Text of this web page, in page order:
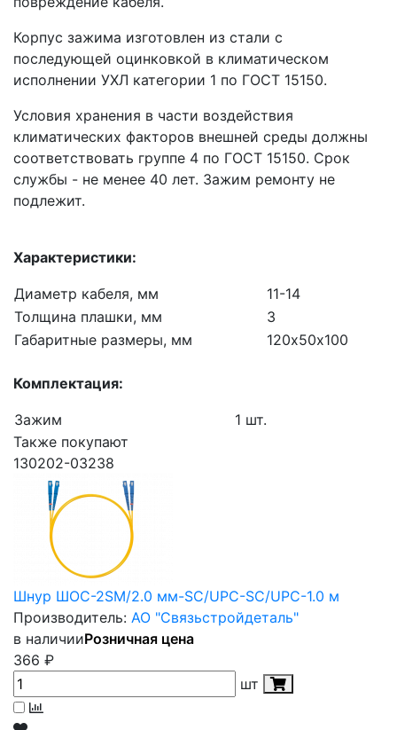
Корпус зажима изготовлен из стали с
последующей оцинковкой в климатическом
исполнении УХЛ категории 1 по ГОСТ 15150.
Условия хранения в части воздействия
климатических факторов внешней среды должны
соответствовать группе 4 по ГОСТ 15150. Срок
службы - не менее 40 лет. Зажим ремонту не
подлежит.
Характеристики:
Диаметр кабеля, мм
11-14
Толщина плашки, мм
3
Габаритные размеры, мм
120х50х100
Комплектация:
Зажим
1 шт.
Также покупают
130202-03238
Шнур ШОС-2SM/2.0 мм-SC/UPC-SC/UPC-1.0 м
Производитель: АО "Связьстройдеталь"
в наличииРозничная цена
366 ₽
шт